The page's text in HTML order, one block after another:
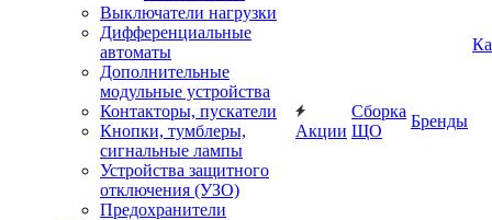
Выключатели нагрузки
Дифференциальные
автоматы
Дополнительные
модульные устройства
Контакторы, пускатели
Кнопки, тумблеры,
сигнальные лампы
Устройства защитного
отключения (УЗО)
Предохранители
Акции
Сборка
ЩО
Бренды